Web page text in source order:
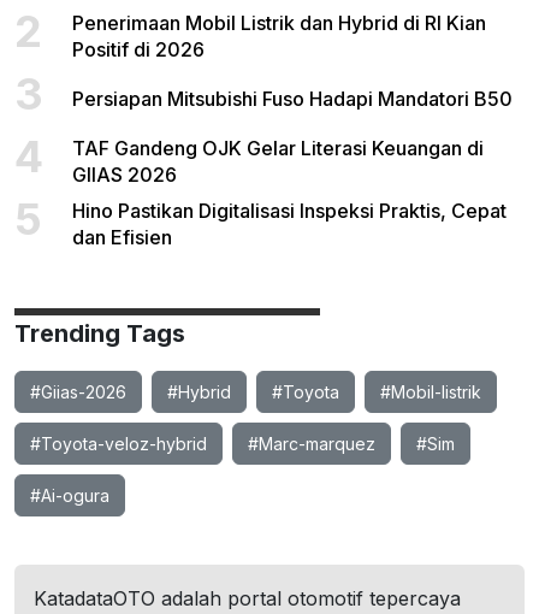
2
Penerimaan Mobil Listrik dan Hybrid di RI Kian
Positif di 2026
3 Persiapan Mitsubishi Fuso Hadapi Mandatori B50
4
TAF Gandeng OJK Gelar Literasi Keuangan di
GIIAS 2026
5
Hino Pastikan Digitalisasi Inspeksi Praktis, Cepat
dan Efisien
Trending Tags
#Giias-2026 #Hybrid #Toyota #Mobil-listrik
#Toyota-veloz-hybrid #Marc-marquez #Sim
#Ai-ogura
KatadataOTO adalah portal otomotif tepercaya